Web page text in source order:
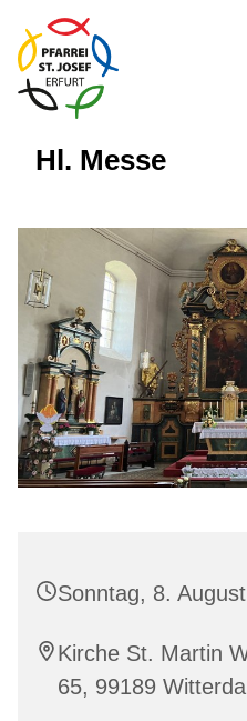
Hl. Messe
Sonntag, 8.
Kirche St. Martin
65, 99189 Witterda